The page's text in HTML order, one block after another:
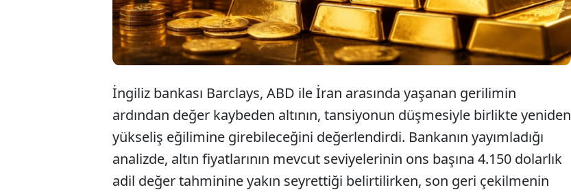
İngiliz bankası Barclays, ABD ile İran arasında yaşanan gerilimin
ardından değer kaybeden altının, tansiyonun düşmesiyle birlikte yeniden
yükseliş eğilimine girebileceğini değerlendirdi. Bankanın yayımladığı
analizde, altın fiyatlarının mevcut seviyelerinin ons başına 4.150 dolarlık
adil değer tahminine yakın seyrettiği belirtilirken, son geri çekilmenin